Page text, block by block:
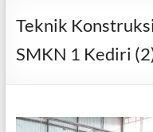
Teknik
SMKN 1 Kediri